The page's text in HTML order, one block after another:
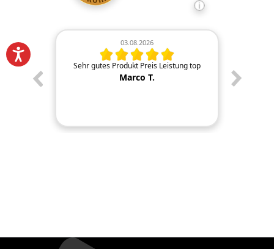
wie
03.08.2026
Sehr gutes Produkt Preis Leistung top
Marco T.